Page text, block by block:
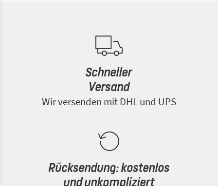
Schneller
Versand
Wir versenden mit DHL und UPS
Rücksendung: kostenlos
und unkompliziert